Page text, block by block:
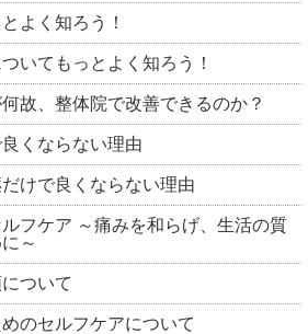
よく知ろう！
いてもっとよく知ろう！
故、整体院で改善できるのか？
くならない理由
けで良くならない理由
フケア ～痛みを和らげ、生活の質
～
ついて
のセルフケアについて